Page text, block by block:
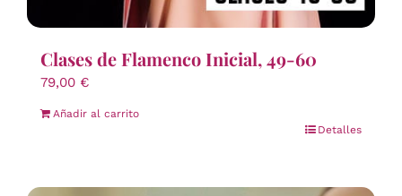
Clases de Flamenco Inicial, 49-60
79,00 €
Añadir al carrito
Detalles